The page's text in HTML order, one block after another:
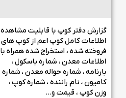
گزارش دفتر کوپ با قابلیت مشاهده
اطلاعات کامل کوپ اعم از کوپ های
فروخته شده ، استخراج شده همراه با
اطلاعات معدن ، شماره باسکول ،
بارنامه ، شماره حواله معدن ، شماره
کامیون ، نام راننده ، شماره کوپ ،
وزن کوپ ، قیمت و...